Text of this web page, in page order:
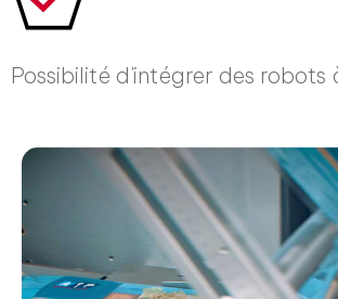
Possibilité d'intégrer des robots